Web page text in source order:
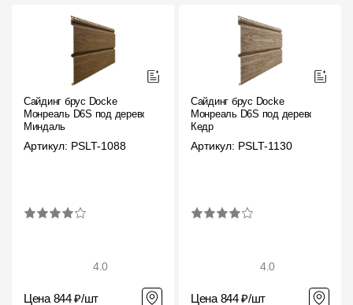
Сайдинг брус Docke
Монреаль D6S под дерево
Миндаль
Артикул: PSLT-1088
4.0
Цена 844 ₽/шт
Сайдинг брус Docke
Монреаль D6S под дерево
Кедр
Артикул: PSLT-1130
4.0
Цена 844 ₽/шт